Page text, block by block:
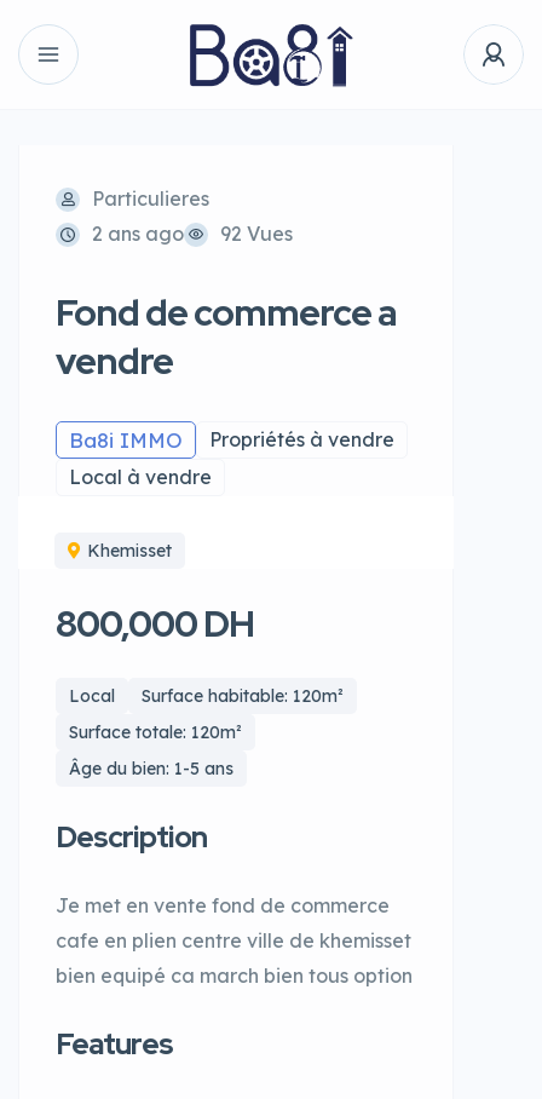
Particulieres
2 ans ago
92 Vues
Fond de commerce a
vendre
Ba8i IMMO
Propriétés à vendre
Local à vendre
Khemisset
800,000 DH
Local
Surface habitable: 120m²
Surface totale: 120m²
Âge du bien: 1-5 ans
Description
Je met en vente fond de commerce
cafe en plien centre ville de khemisset
bien equipé ca march bien tous option
Features